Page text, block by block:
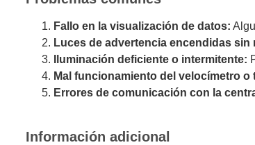
Fallo en la visualización de datos:
Luces de advertencia encendidas sin
Iluminación deficiente o intermitente:
Mal funcionamiento del velocímetro o
Errores de comunicación con la
Información adicional